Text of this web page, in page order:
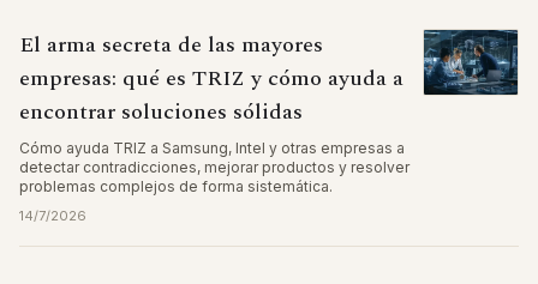
El arma secreta de las mayores
empresas: qué es TRIZ y cómo ayuda a
encontrar soluciones sólidas
Cómo ayuda TRIZ a Samsung, Intel y otras empresas a
detectar contradicciones, mejorar productos y resolver
problemas complejos de forma sistemática.
14/7/2026